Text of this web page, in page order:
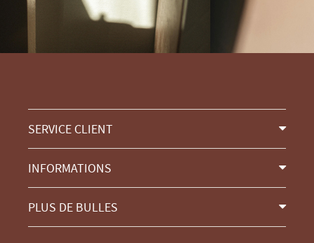
SERVICE CLIENT
INFORMATIONS
PLUS DE BULLES